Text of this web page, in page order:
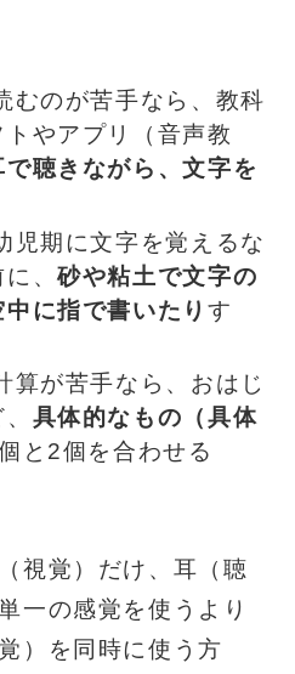
むのが苦手なら、教科
やアプリ（音声教
で聴きながら、文字を
児期に文字を覚えるな
に、砂や粘土で文字の
に指で書いたり す
算が苦手なら、おはじ
具体的なもの（具体
個と2個を合わせる
視覚）だけ、耳（聴
一の感覚を使うより
）を同時に使う方